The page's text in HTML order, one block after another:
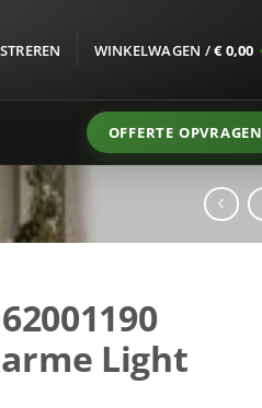
WINKELWAGEN /€0,00
OFFERTE OPVRAGEN
Light